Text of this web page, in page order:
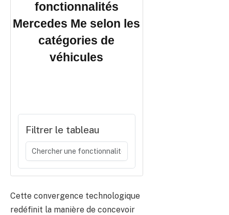
fonctionnalités
Mercedes Me selon les
catégories de
véhicules
Filtrer le tableau
Cette convergence technologique
redéfinit la manière de concevoir